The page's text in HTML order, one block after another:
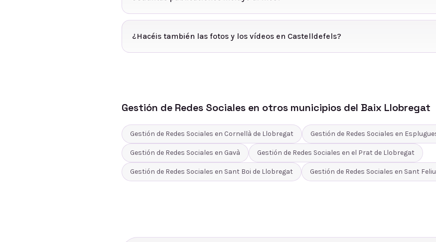
¿Hacéis también las fotos y los vídeos en Castelldefels?
Gestión de Redes Sociales en otros municipios del Baix Llobregat
Gestión de Redes Sociales en Cornellà de Llobregat Gestión de Redes Sociales en
Gestión de Redes Sociales en Gavà Gestión de Redes Sociales en el Prat de Llobregat
Gestión de Redes Sociales en Sant Boi de Llobregat Gestión de Redes Sociales en Sant